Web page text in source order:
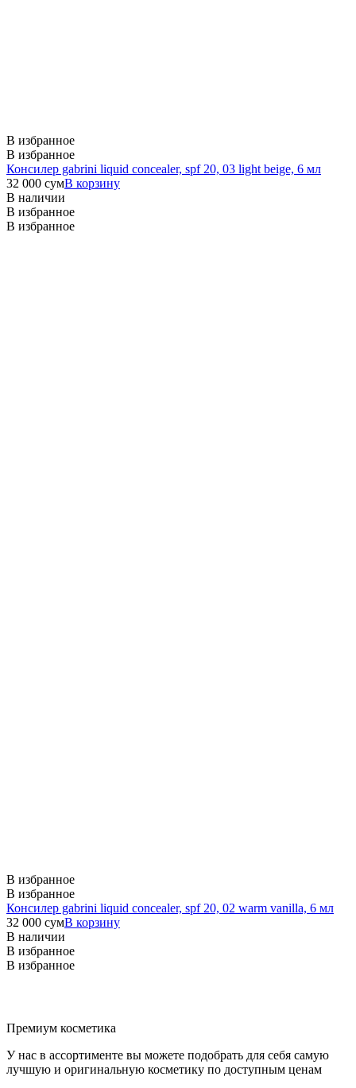
В избранное
В избранное
Консилер gabrini liquid concealer, spf 20, 03 light beige, 6 мл
32 000 сумВ корзину
В наличии
В избранное
В избранное
В избранное
В избранное
Консилер gabrini liquid concealer, spf 20, 02 warm vanilla, 6 мл
32 000 сумВ корзину
В наличии
В избранное
В избранное
Премиум косметика
У нас в ассортименте вы можете подобрать для себя самую
лучшую и оригинальную косметику по доступным ценам